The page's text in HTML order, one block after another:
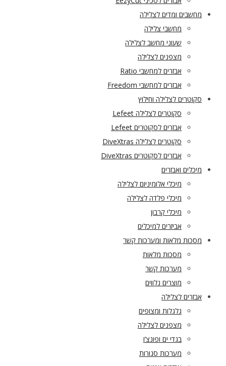
מחשבים ומדים לצלילה
מחשבי צלילה
שעוני מחשב לצלילה
מצפנים לצלילה
אבזרים למחשבי Ratio
אבזרים למחשבי Freedom
סקוטרים לצלילה וחילוץ
סקוטרים לצלילה Lefeet
אבזרים לסקוטרים Lefeet
סקוטרים לצלילה DiveXtras
אבזרים לסקוטרים DiveXtras
מיכלים ואבזרים
מיכלי אלומיניום לצלילה
מיכלי פלדה לצלילה
מיכלי קרבון
אביזרים למיכלים
מסכות מלאות ומערכות קשר
מסכות מלאות
מערכות קשר
מוצרים נלווים
אבזרים לצלילה
גלגלות ומצופים
מצפנים לצלילה
בגדי ים ופונצ’ו
מערכות סגורות